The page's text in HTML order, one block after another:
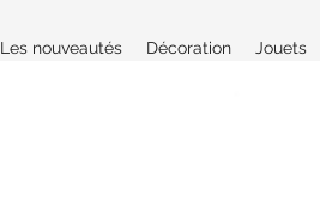
Les nouveautés Décoration Jouets